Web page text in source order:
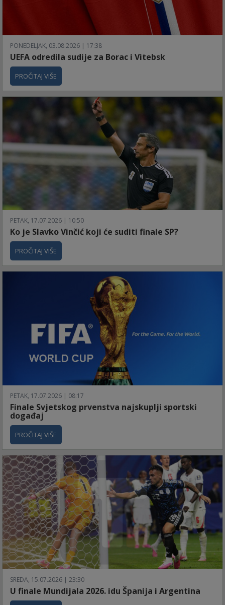
PONEDELJAK, 03.08.2026 | 17:38
UEFA odredila sudije za Borac i Vitebsk
PROČITAJ VIŠE
PETAK, 17.07.2026 | 10:50
Ko je Slavko Vinčić koji će suditi finale SP?
PROČITAJ VIŠE
PETAK, 17.07.2026 | 08:17
Finale Svjetskog prvenstva najskuplji sportski
događaj
PROČITAJ VIŠE
SREDA, 15.07.2026 | 23:30
U finale Mundijala 2026. idu Španija i Argentina